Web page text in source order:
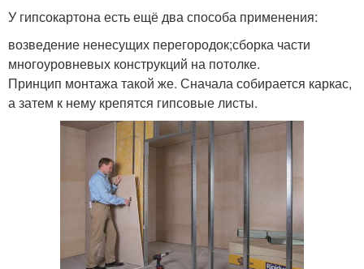
У гипсокартона есть ещё два способа применения:
возведение ненесущих перегородок;сборка части
многоуровневых конструкций на потолке.
Принцип монтажа такой же. Сначала собирается каркас,
а затем к нему крепятся гипсовые листы.